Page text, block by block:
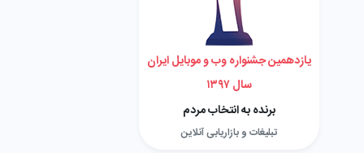
یازدهمین جشنواره وب و موبایل ایران
سال ۱۳۹۷
برنده به انتخاب مردم
تبلیغات و بازاریابی آنلاین